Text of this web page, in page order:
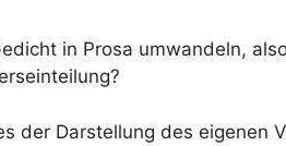
in Prosa umwandeln,
der Darstellung des eigenen